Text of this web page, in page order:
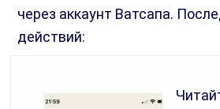
через аккаунт Ватсапа.
действий: